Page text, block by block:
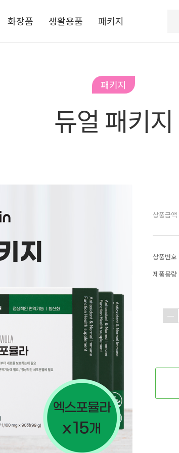
화장품 생활용품 패키지
패키지
듀얼 패키지
상품금액
상품번호
제품용량